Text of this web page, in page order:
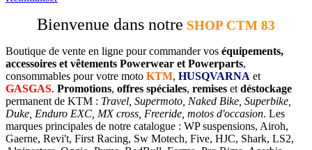
Bienvenue dans notre SHOP CTM 83
Boutique de vente en ligne pour commander vos équipements,
accessoires et vêtements Powerwear et Powerparts,
consommables pour votre moto KTM, HUSQVARNA et
GASGAS. Promotions, offres spéciales, remises et déstockage
permanent de KTM : Travel, Supermoto, Naked Bike, Superbike,
Duke, Enduro EXC, MX cross, Freeride, motos d'occasion. Les
marques principales de notre catalogue : WP suspensions, Airoh,
Gaerne, Revi't, First Racing, Sw Motech, Five, HJC, Shark, LS2,